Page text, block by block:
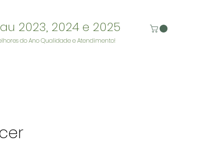
2023, 2024 e 2025
do Ano Qualidade e Atendimento!